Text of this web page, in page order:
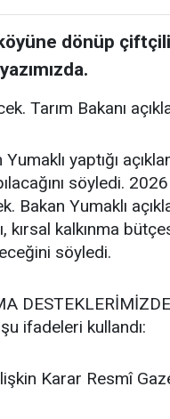
dönüp
Tarım Bakanı
yaptığı
söyledi.
Bakan Yumaklı
kırsal kalkınma
söyledi.
ifadeleri kullandı:
Karar Resmî